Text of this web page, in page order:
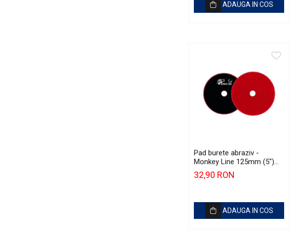
ADAUGA IN COS
Pad burete abraziv -
Monkey Line 125mm (5")
Red Heavy-Cut Pad
32,90 RON
ADAUGA IN COS